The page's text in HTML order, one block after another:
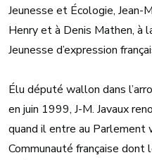
Jeunesse et Écologie, Jean-
Henry et à Denis Mathen, à
Jeunesse d’expression
Élu député wallon dans
en juin 1999, J-M. Javaux
quand il entre au Parlement
Communauté française